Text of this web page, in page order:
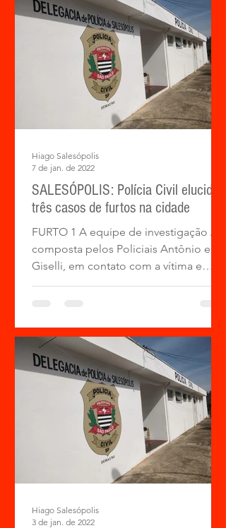
SALESÓPOLIS: Polícia Civil elucida
três casos de furtos na cidade
FURTO 1 A equipe de investigação A,
composta pelos Policiais Antônio e
Giselli, em contato com a vítima e
conseguiram apurar que a mesma...
Hiago Salesópolis
7 de jan. de 2022
Hiago Salesópolis
3 de jan. de 2022